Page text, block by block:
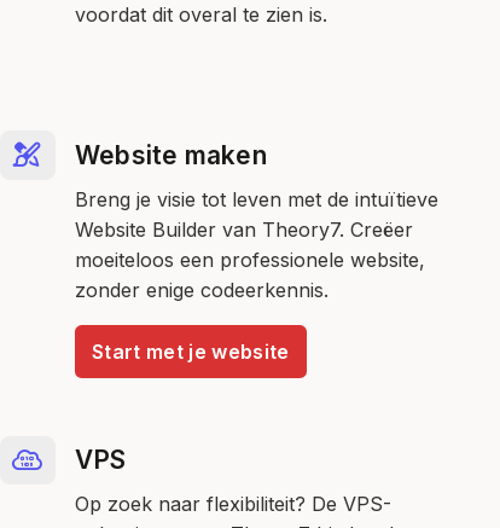
voordat dit overal te zien is.
Website maken
Breng je visie tot leven met de intuïtieve
Website Builder van Theory7. Creëer
moeiteloos een professionele website,
zonder enige codeerkennis.
Start met je website
VPS
Op zoek naar flexibiliteit? De VPS-